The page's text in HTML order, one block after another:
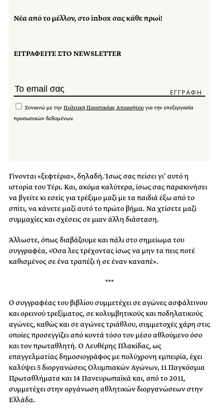
Νέα από το μέλλον, στο inbox σας κάθε πρωί!
ΕΓΓΡΑΦΕΙΤΕ ΣΤΟ NEWSLETTER
Συναινώ με την Πολιτική Προστασίας Απορρήτου για την επεξεργασία
προσωπικών δεδομένων.
Γίνονται «ξεφτέρια», δηλαδή. Ίσως σας πείσει γι’ αυτό η
ιστορία του Τέρι. Και, ακόμα καλύτερα, ίσως σας παρακινήσει
να βγείτε κι εσείς για τρέξιμο μαζί με τα παιδιά έξω από το
σπίτι, να κάνετε μαζί αυτό το πρώτο βήμα. Να χτίσετε μαζί
συμμαχίες και σχέσεις σε μιαν άλλη διάσταση.
Άλλωστε, όπως διαβάζουμε και πάλι στο σημείωμα του
συγγραφέα, «Όσα λες τρέχοντας ίσως να μην τα πεις ποτέ
καθισμένος σε ένα τραπέζι ή σε έναν καναπέ».
***
Ο συγγραφέας του βιβλίου συμμετέχει σε αγώνες ασφάλτινου
και ορεινού τρεξίματος, σε κολυμβητικούς και ποδηλατικούς
αγώνες, καθώς και σε αγώνες τριάθλου, συμμετοχές χάρη στις
οποίες προσεγγίζει από κοντά τόσο τον μέσο αθλούμενο όσο
και τον πρωταθλητή. Ο Λευθέρης Πλακίδας, ως
επαγγελματίας δημοσιογράφος με πολύχρονη εμπειρία, έχει
καλύψει 5 διοργανώσεις Ολυμπιακών Αγώνων, 11 Παγκόσμια
Πρωταθλήματα και 14 Πανευρωπαϊκά και, από το 2011,
συμμετέχει στην οργάνωση αθλητικών διοργανώσεων στην
Ελλάδα.